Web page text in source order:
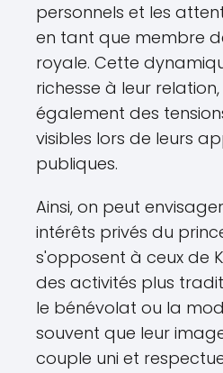
personnels et les
en tant que membre
royale. Cette
richesse à leur
également des
visibles lors de leurs
publiques.
Ainsi, on peut
intérêts privés du
s'opposent à ceux de
des activités plus
le bénévolat ou la
souvent que leur
couple uni et